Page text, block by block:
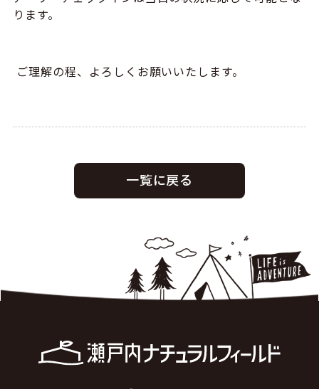
ります。
ご理解の程、よろしくお願いいたします。
一覧に戻る